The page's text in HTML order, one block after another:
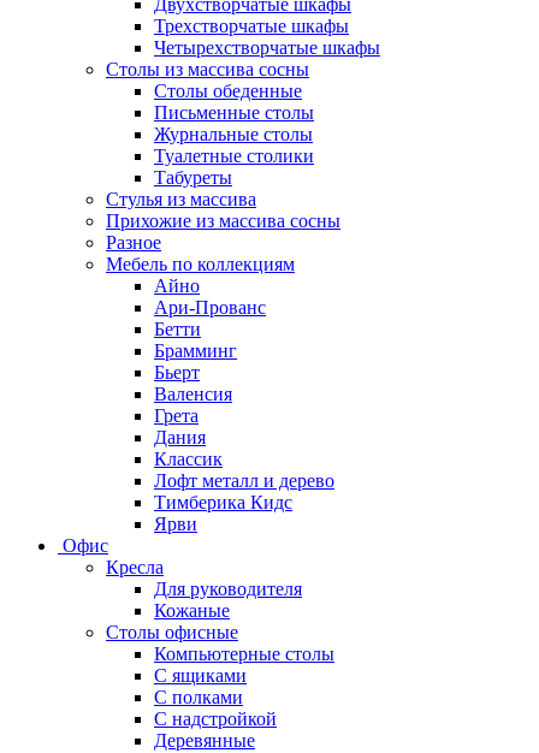
Двухстворчатые шкафы
Трехстворчатые шкафы
Четырехстворчатые шкафы
Столы из массива сосны
Столы обеденные
Письменные столы
Журнальные столы
Туалетные столики
Табуреты
Стулья из массива
Прихожие из массива сосны
Разное
Мебель по коллекциям
Айно
Ари-Прованс
Бетти
Брамминг
Бьерт
Валенсия
Грета
Дания
Классик
Лофт металл и дерево
Тимберика Кидс
Ярви
Офис
Кресла
Для руководителя
Кожаные
Столы офисные
Компьютерные столы
С ящиками
С полками
С надстройкой
Деревянные